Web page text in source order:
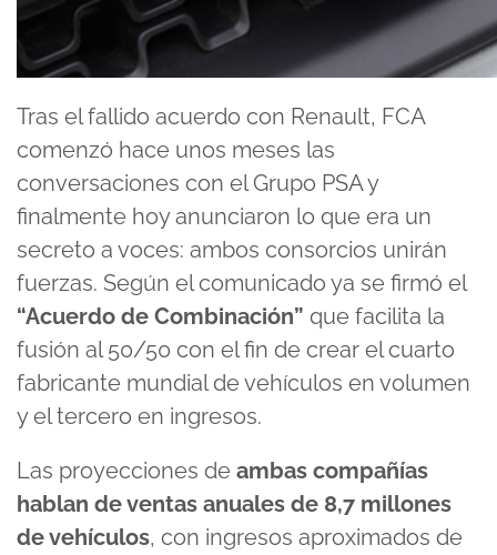
Tras el fallido acuerdo con Renault, FCA
comenzó hace unos meses las
conversaciones con el Grupo PSA y
finalmente hoy anunciaron lo que era un
secreto a voces: ambos consorcios unirán
fuerzas. Según el comunicado ya se firmó el
“Acuerdo de Combinación” que facilita la
fusión al 50/50 con el fin de crear el cuarto
fabricante mundial de vehículos en volumen
y el tercero en ingresos.
Las proyecciones de ambas compañías
hablan de ventas anuales de 8,7 millones
de vehículos, con ingresos aproximados de